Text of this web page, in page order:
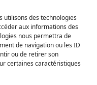
utilisons des technologies
aux informations des
nous permettra de
de navigation ou les ID
ou de retirer son
certaines caractéristiques